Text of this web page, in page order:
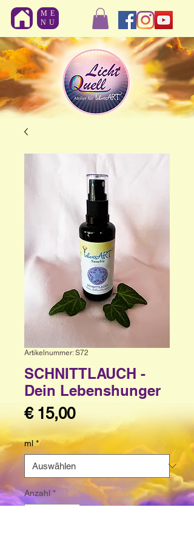
ME
NU
Artikelnummer: S72
SCHNITTLAUCH -
Dein Lebenshunger
€ 15,00Preis
ml *
Anzahl *